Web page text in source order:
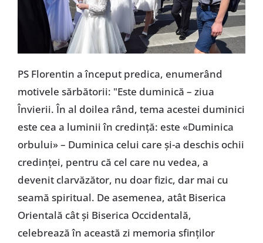
PS Florentin a început predica, enumerând
motivele sărbătorii: "Este duminică – ziua
Învierii. În al doilea rând, tema acestei duminici
este cea a luminii în credință: este «Duminica
orbului» – Duminica celui care și-a deschis ochii
credinței, pentru că cel care nu vedea, a
devenit clarvăzător, nu doar fizic, dar mai cu
seamă spiritual. De asemenea, atât Biserica
Orientală cât și Biserica Occidentală,
celebrează în această zi memoria sfinților